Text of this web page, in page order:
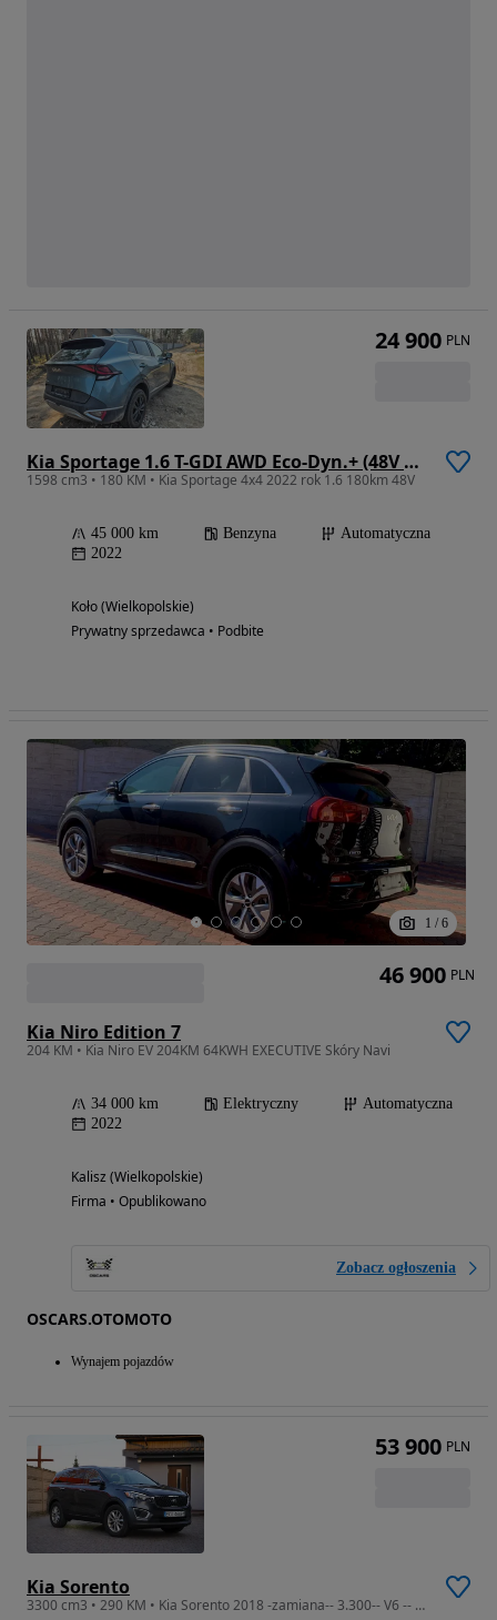
Kia Sportage 1.6 T-GDI AWD Eco-Dyn.+ (48V M-H) DCT Spirit
1598 cm3 • 180 KM • Kia Sportage 4x4 2022 rok 1.6 180km 48V
45 000 km Benzyna
Automatyczna
2022
Koło (Wielkopolskie)
Prywatny sprzedawca • Podbite
24 900 PLN
1 / 6
Kia Niro Edition 7
204 KM • Kia Niro EV 204KM 64KWH EXECUTIVE Skóry Navi
34 000 km Elektryczny
Automatyczna
2022
Kalisz (Wielkopolskie)
Firma • Opublikowano
Zobacz ogłoszenia
OSCARS.OTOMOTO
Wynajem pojazdów
46 900 PLN
Kia Sorento
3300 cm3 • 290 KM • Kia Sorento 2018 -zamiana-- 3.300-- V6 -- 4x4 - 290 KM
53 900 PLN